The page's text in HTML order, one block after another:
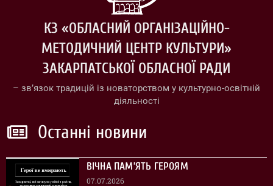
КЗ «ОБЛАСНИЙ ОРГАНІЗАЦІЙНО-
МЕТОДИЧНИЙ ЦЕНТР КУЛЬТУРИ»
ЗАКАРПАТСЬКОЇ ОБЛАСНОЇ РАДИ
– зв’язок традицій із новаторством у культурно-освітній
діяльності
Останні новини
ВІЧНА ПАМ’ЯТЬ ГЕРОЯМ
07.07.2026